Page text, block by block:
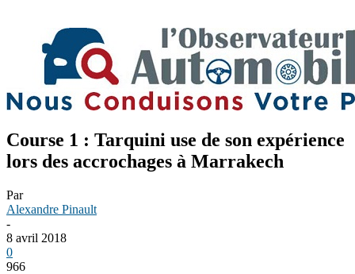
Course 1 : Tarquini use de son expérience
lors des accrochages à Marrakech
Par
Alexandre Pinault
-
8 avril 2018
0
966